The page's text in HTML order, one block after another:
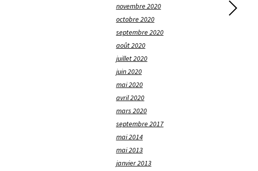
novembre 2020
octobre 2020
septembre 2020
août 2020
juillet 2020
juin 2020
mai 2020
avril 2020
mars 2020
septembre 2017
mai 2014
mai 2013
janvier 2013